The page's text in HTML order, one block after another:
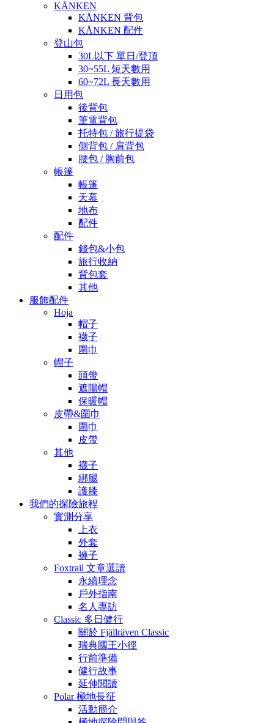
KÅNKEN
KÅNKEN 背包
KÅNKEN 配件
登山包
30L以下 單日/登頂
30~55L 短天數用
60~72L 長天數用
日用包
後背包
筆電背包
托特包 / 旅行提袋
側背包 / 肩背包
腰包 / 胸前包
帳篷
帳篷
天幕
地布
配件
配件
錢包&小包
旅行收納
背包套
其他
服飾配件
Hoja
帽子
襪子
圍巾
帽子
頭帶
遮陽帽
保暖帽
皮帶&圍巾
圍巾
皮帶
其他
襪子
綁腿
護膝
我們的探險旅程
實測分享
上衣
外套
褲子
Foxtrail 文章選讀
永續理念
戶外指南
名人專訪
Classic 多日健行
關於 Fjällräven Classic
瑞典國王小徑
行前準備
健行故事
延伸閱讀
Polar 極地長征
活動簡介